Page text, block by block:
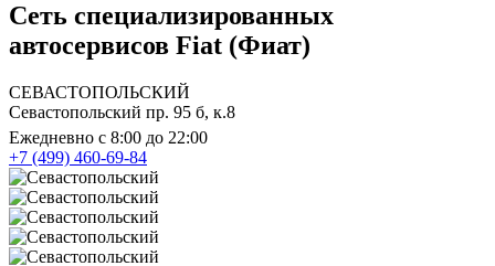
Сеть специализированных
автосервисов Fiat (Фиат)
СЕВАСТОПОЛЬСКИЙ
Севастопольский пр. 95 б, к.8
Ежедневно с 8:00 до 22:00
+7 (499) 460-69-84